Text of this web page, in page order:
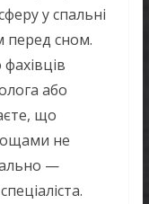
у спальні
перед сном.
або
що
не
—